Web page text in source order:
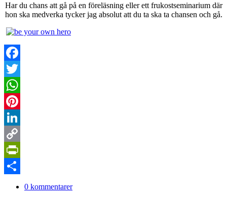
Har du chans att gå på en föreläsning eller ett frukostseminarium där
hon ska medverka tycker jag absolut att du ta ska ta chansen och gå.
Facebook
Twitter
WhatsApp
Pinterest
LinkedIn
Copy
Link
PrintFriendly
0 kommentarer